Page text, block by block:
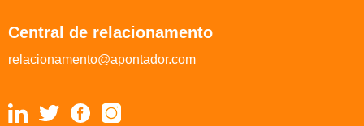
Central de relacionamento
relacionamento@apontador.com